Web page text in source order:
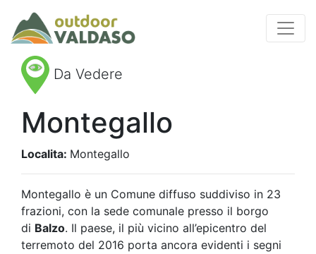
Da Vedere
Montegallo
Localita: Montegallo
Montegallo è un Comune diffuso suddiviso in 23
frazioni, con la sede comunale presso il borgo
di Balzo. Il paese, il più vicino all’epicentro del
terremoto del 2016 porta ancora evidenti i segni